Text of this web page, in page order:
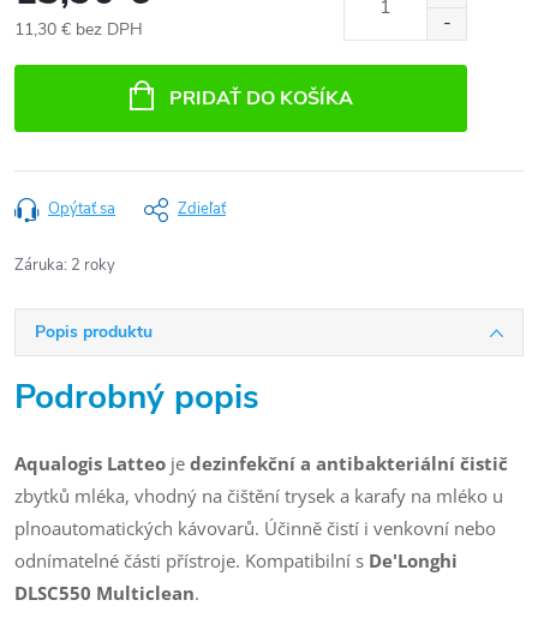
11,30 € bez DPH
PRIDAŤ DO KOŠÍKA
Opýtať sa Zdieľať
Záruka: 2 roky
Popis produktu
Podrobný popis
Aqualogis Latteo je dezinfekční a antibakteriální čistič
zbytků mléka, vhodný na čištění trysek a karafy na mléko u
plnoautomatických kávovarů. Účinně čistí i venkovní nebo
odnímatelné části přístroje. Kompatibilní s De'Longhi
DLSC550 Multiclean.